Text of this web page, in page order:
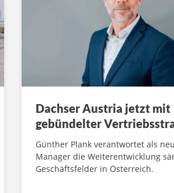
Dachser Austria jetzt mit
gebündelter
Günther Plank verantwortet als
Manager die Weiterentwicklung
Geschäftsfelder in Österreich.